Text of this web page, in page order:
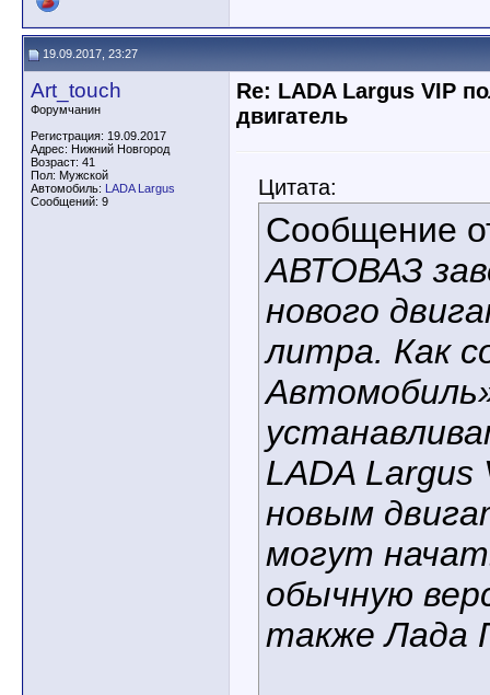
19.09.2017, 23:27
Art_touch
Форумчанин
Регистрация: 19.09.2017
Адрес: Нижний Новгород
Возраст: 41
Пол: Мужской
Автомобиль: LADA Largus
Сообщений: 9
Re: LADA Largus VIP
двигатель
Цитата:
Сообщение
АВТОВАЗ
нового
литра. Как
LADA
новым
могут
обычную
также Лада